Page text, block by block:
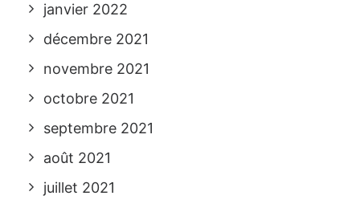
janvier 2022
décembre 2021
novembre 2021
octobre 2021
septembre 2021
août 2021
juillet 2021